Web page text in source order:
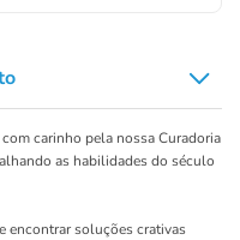
carinho pela nossa Curadoria
as habilidades do século
encontrar soluções crativas